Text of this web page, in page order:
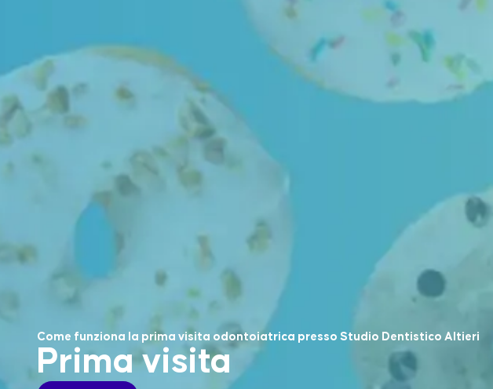
Come funziona la prima visita odontoiatrica presso Studio Dentistico Altieri
Prima visita